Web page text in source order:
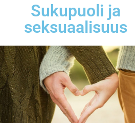
Sukupuoli ja
seksuaalisuus